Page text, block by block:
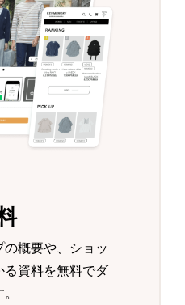
の概要や、ショッ
る資料を無料でダ